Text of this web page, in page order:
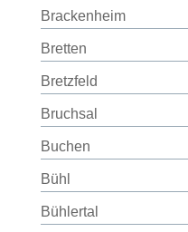
Brackenheim
Bretten
Bretzfeld
Bruchsal
Buchen
Bühl
Bühlertal